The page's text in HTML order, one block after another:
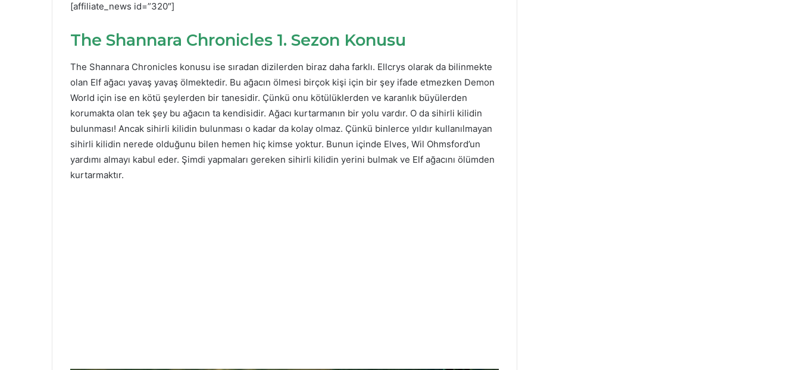
[affiliate_news id=”320″]
The Shannara Chronicles 1. Sezon Konusu
The Shannara Chronicles konusu ise sıradan dizilerden biraz daha farklı. Ellcrys olarak da bilinmekte
olan Elf ağacı yavaş yavaş ölmektedir. Bu ağacın ölmesi birçok kişi için bir şey ifade etmezken Demon
World için ise en kötü şeylerden bir tanesidir. Çünkü onu kötülüklerden ve karanlık büyülerden
korumakta olan tek şey bu ağacın ta kendisidir. Ağacı kurtarmanın bir yolu vardır. O da sihirli kilidin
bulunması! Ancak sihirli kilidin bulunması o kadar da kolay olmaz. Çünkü binlerce yıldır kullanılmayan
sihirli kilidin nerede olduğunu bilen hemen hiç kimse yoktur. Bunun içinde Elves, Wil Ohmsford’un
yardımı almayı kabul eder. Şimdi yapmaları gereken sihirli kilidin yerini bulmak ve Elf ağacını ölümden
kurtarmaktır.